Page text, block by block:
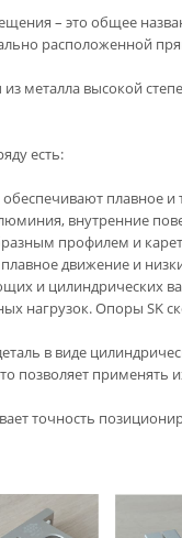
– это общее
расположенной
металла высокой
есть:
плавное
внутренние
профилем и
движение и
и цилиндрических
нагрузок. Опоры SK
в виде
позволяет
точность